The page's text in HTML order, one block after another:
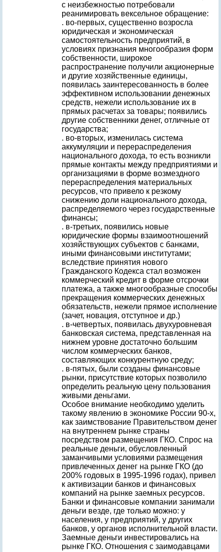
с неизбежностью потребовали
реанимировать вексельное обращение:
. во-первых, существенно возросла
юридическая и экономическая
самостоятельность предприятий, в
условиях признания многообразия форм
собственности, широкое
распространение получили акционерные
и другие хозяйственные единицы,
появилась заинтересованность в более
эффективном использовании денежных
средств, нежели использование их в
прямых расчетах за товары; появились
другие собственники денег, отличные от
государства;
. во-вторых, изменилась система
аккумуляции и перераспределения
национального дохода, то есть возникли
прямые контакты между предприятиями и
организациями в форме возмездного
перераспределения материальных
ресурсов, что привело к резкому
снижению доли национального дохода,
распределяемого через государственные
финансы;
. в-третьих, появились новые
юридические формы взаимоотношений
хозяйствующих субъектов с банками,
иными финансовыми институтами;
вследствие принятия нового
Гражданского Кодекса стал возможен
коммерческий кредит в форме отсрочки
платежа, а также многообразные способы
прекращения коммерческих денежных
обязательств, нежели прямое исполнение
(зачет, новация, отступное и др.)
. в-четвертых, появилась двухуровневая
банковская система, представленная на
нижнем уровне достаточно большим
числом коммерческих банков,
составляющих конкурентную среду;
. в-пятых, были созданы финансовые
рынки, присутствие которых позволило
определить реальную цену пользования
живыми деньгами.
Особое внимание необходимо уделить
такому явлению в экономике России 90-х,
как заимствование Правительством денег
на внутреннем рынке страны
посредством размещения ГКО. Спрос на
реальные деньги, обусловленный
заманчивыми условиями размещения
привлеченных денег на рынке ГКО (до
200% годовых в 1995-1996 годах), привел
к активизации банков и финансовых
компаний на рынке заемных ресурсов.
Банки и финансовые компании занимали
деньги везде, где только можно: у
населения, у предприятий, у других
банков, у органов исполнительной власти.
Заемные деньги инвестировались на
рынке ГКО. Отношения с заимодавцами